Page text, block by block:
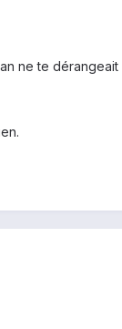
ne te dérangeait